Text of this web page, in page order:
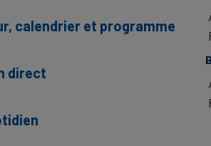
calendrier et programme
direct